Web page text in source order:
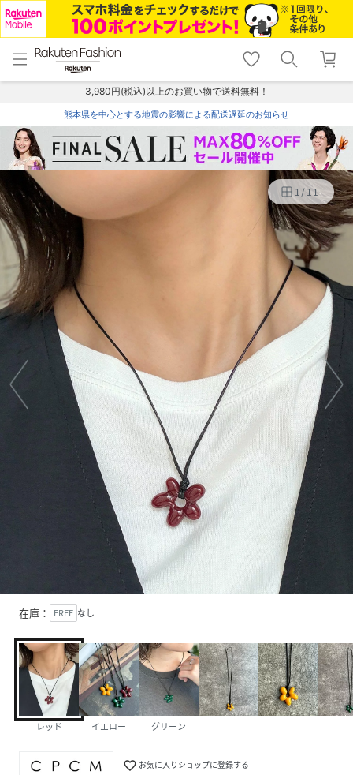
menu home
トップ
shopping_cart lock_outline
ログイン
3,980円(税込)以上のお買い物で送料無料！
熊本県を中心とする地震の影響による配送遅延のお知らせ
1/11
在庫： FREE なし
レッド イエロー グリーン
favorite_border お気に入りショップに登録する